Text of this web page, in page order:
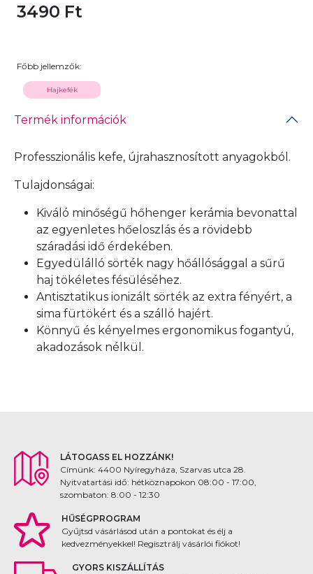
3490 Ft
Főbb jellemzők:
Hajkefék
Termék információk
Professzionális kefe, újrahasznosított anyagokból.
Tulajdonságai:
Kiváló minőségű hőhenger kerámia bevonattal
az egyenletes hőeloszlás és a rövidebb
száradási idő érdekében.
Egyedülálló sörték nagy hőállósággal a sűrű
haj tökéletes fésüléséhez.
Antisztatikus ionizált sörték az extra fényért, a
sima fürtökért és a szálló hajért.
Könnyű és kényelmes ergonomikus fogantyú,
akadozások nélkül.
LÁTOGASS EL HOZZÁNK!
Címünk: 4400 Nyíregyháza, Szarvas utca 28.
Nyitvatartási idő: hétköznapokon 08:00 - 17:00,
szombaton: 8:00 - 12:30
HŰSÉGPROGRAM
Gyűjtsd vásárlásod után a pontokat és élj a
kedvezményekkel! Regisztrálj vásárlói fiókot!
GYORS KISZÁLLÍTÁS